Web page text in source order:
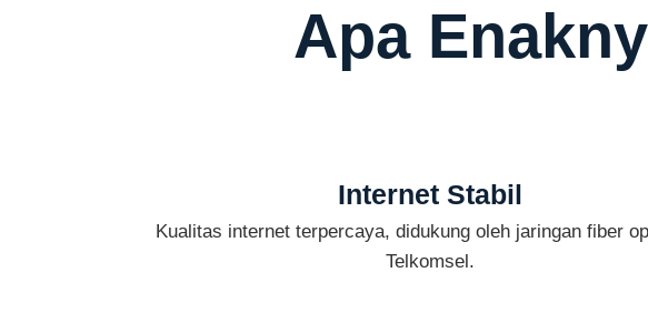
Apa
Internet Stabil
Kualitas internet terpercaya, didukung oleh jaringan fiber
Telkomsel.